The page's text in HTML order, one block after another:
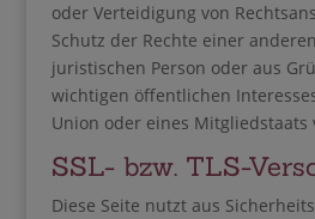
oder Verteidigung von
Schutz der Rechte einer
juristischen Person oder aus
wichtigen öffentlichen
Union oder eines
SSL- bzw. TLS-
Diese Seite nutzt aus